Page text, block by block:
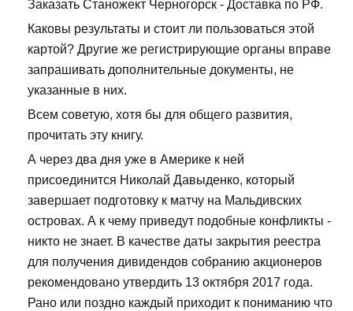
Заказать Станожект Черногорск - Доставка по РФ.
Каковы результаты и стоит ли пользоваться этой
картой? Другие же регистрирующие органы вправе
запрашивать дополнительные документы, не
указанные в них.
Всем советую, хотя бы для общего развития,
прочитать эту книгу.
А через два дня уже в Америке к ней
присоединится Николай Давыденко, который
завершает подготовку к матчу на Мальдивских
островах. А к чему приведут подобные конфликты -
никто не знает. В качестве даты закрытия реестра
для получения дивидендов собранию акционеров
рекомендовано утвердить 13 октября 2017 года.
Рано или поздно каждый приходит к пониманию что